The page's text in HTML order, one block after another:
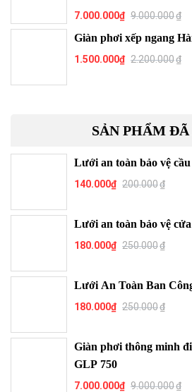
7.000.000₫ 9.000.000₫
Giàn phơi xếp ngang
1.500.000₫ 2.200.000₫
SẢN PHẨM
Lưới an toàn bảo vệ
140.000₫ 200.000₫
Lưới an toàn bảo vệ
180.000₫ 250.000₫
Lưới An Toàn Ban
180.000₫ 250.000₫
Giàn phơi thông minh
GLP 750
7.000.000₫ 9.000.000₫